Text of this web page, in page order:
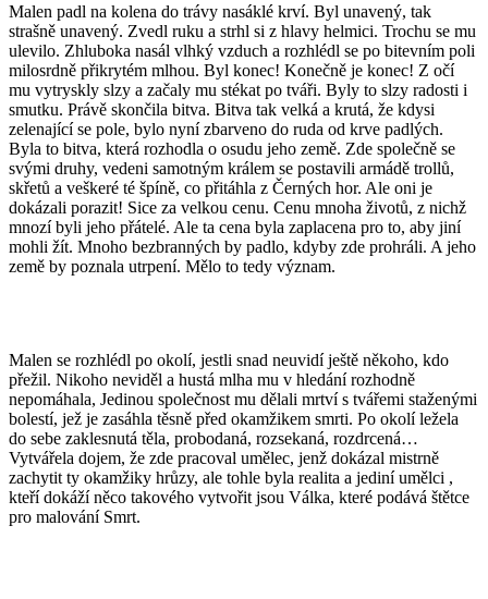
Malen padl na kolena do trávy nasáklé krví. Byl unavený, tak
strašně unavený. Zvedl ruku a strhl si z hlavy helmici. Trochu se mu
ulevilo. Zhluboka nasál vlhký vzduch a rozhlédl se po bitevním poli
milosrdně přikrytém mlhou. Byl konec! Konečně je konec! Z očí
mu vytryskly slzy a začaly mu stékat po tváři. Byly to slzy radosti i
smutku. Právě skončila bitva. Bitva tak velká a krutá, že kdysi
zelenající se pole, bylo nyní zbarveno do ruda od krve padlých.
Byla to bitva, která rozhodla o osudu jeho země. Zde společně se
svými druhy, vedeni samotným králem se postavili armádě trollů,
skřetů a veškeré té špíně, co přitáhla z Černých hor. Ale oni je
dokázali porazit! Sice za velkou cenu. Cenu mnoha životů, z nichž
mnozí byli jeho přátelé. Ale ta cena byla zaplacena pro to, aby jiní
mohli žít. Mnoho bezbranných by padlo, kdyby zde prohráli. A jeho
země by poznala utrpení. Mělo to tedy význam.
Malen se rozhlédl po okolí, jestli snad neuvidí ještě někoho, kdo
přežil. Nikoho neviděl a hustá mlha mu v hledání rozhodně
nepomáhala, Jedinou společnost mu dělali mrtví s tvářemi staženými
bolestí, jež je zasáhla těsně před okamžikem smrti. Po okolí ležela
do sebe zaklesnutá těla, probodaná, rozsekaná, rozdrcená…
Vytvářela dojem, že zde pracoval umělec, jenž dokázal mistrně
zachytit ty okamžiky hrůzy, ale tohle byla realita a jediní umělci ,
kteří dokáží něco takového vytvořit jsou Válka, které podává štětce
pro malování Smrt.